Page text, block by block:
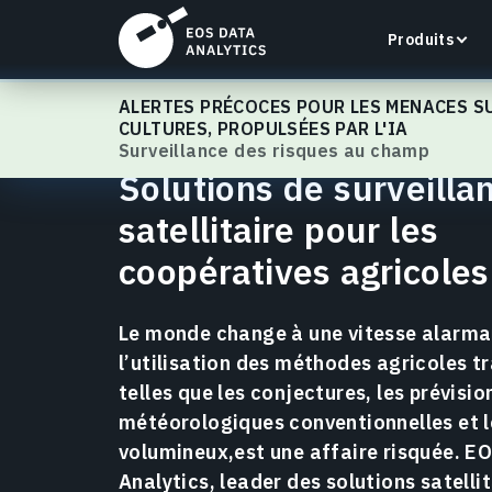
Produits
LandViewer
Recherchez, visualisez et analysez des images
satellite directement dans votre navigateur.
En savoir plus
ALERTES PRÉCOCES POUR LES MENACES
CULTURES, PROPULSÉES PAR L'IA
Surveillance des risques au champ
EOSDA Crop Monitoring
Solutions de
satellitaire pour les
coopératives agricoles
Le monde change à une vitesse
l’utilisation des méthodes agricoles
telles que les conjectures, les
météorologiques conventionnelles et
volumineux,est une affaire risquée.
Analytics, leader des solutions